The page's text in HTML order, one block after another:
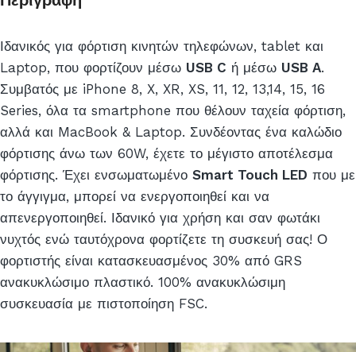
Ιδανικός για φόρτιση κινητών τηλεφώνων, tablet και
Laptop, που φορτίζουν μέσω USB C ή μέσω USB A.
Συμβατός με iPhone 8, X, XR, XS, 11, 12, 13,14, 15, 16
Series, όλα τα smartphone που θέλουν ταχεία φόρτιση,
αλλά και MacBook & Laptop. Συνδέοντας ένα καλώδιο
φόρτισης άνω των 60W, έχετε το μέγιστο αποτέλεσμα
φόρτισης. Έχει ενσωματωμένο Smart Touch LED που με
το άγγιγμα, μπορεί να ενεργοποιηθεί και να
απενεργοποιηθεί. Ιδανικό για χρήση και σαν φωτάκι
νυχτός ενώ ταυτόχρονα φορτίζετε τη συσκευή σας! Ο
φορτιστής είναι κατασκευασμένος 30% από GRS
ανακυκλώσιμο πλαστικό. 100% ανακυκλώσιμη
συσκευασία με πιστοποίηση FSC.